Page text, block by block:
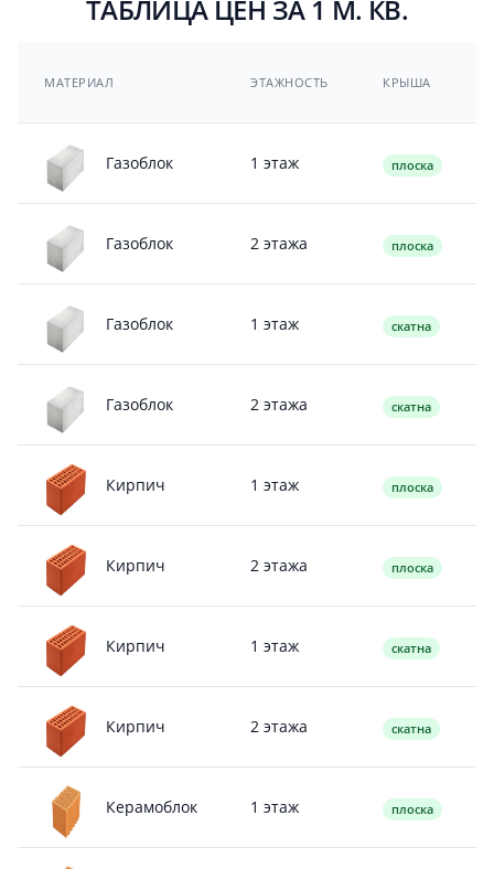
ТАБЛИЦА ЦЕН ЗА 1 М. КВ.
МАТЕРИАЛ ЭТАЖНОСТЬ КРЫША
Газоблок 1 этаж плоска
Газоблок 2 этажа плоска
Газоблок 1 этаж скатна
Газоблок 2 этажа скатна
Кирпич 1 этаж плоска
Кирпич 2 этажа плоска
Кирпич 1 этаж скатна
Кирпич 2 этажа скатна
Керамоблок 1 этаж плоска